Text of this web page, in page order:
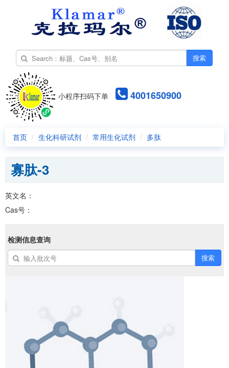
搜索
小程序扫码下单 4001650900
首页 生化科研试剂 常用生化试剂 多肽
寡肽-3
英文名：
Cas号：
检测信息查询
搜索